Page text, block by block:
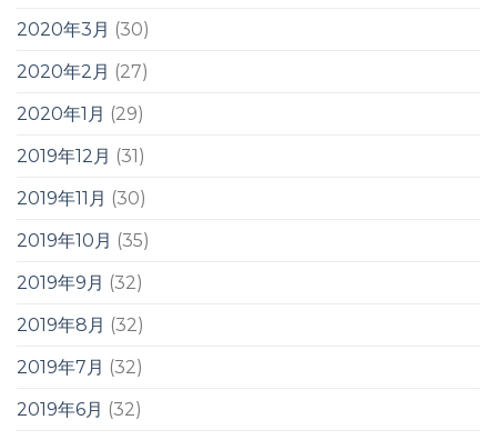
2020年3月 (30)
2020年2月 (27)
2020年1月 (29)
2019年12月 (31)
2019年11月 (30)
2019年10月 (35)
2019年9月 (32)
2019年8月 (32)
2019年7月 (32)
2019年6月 (32)